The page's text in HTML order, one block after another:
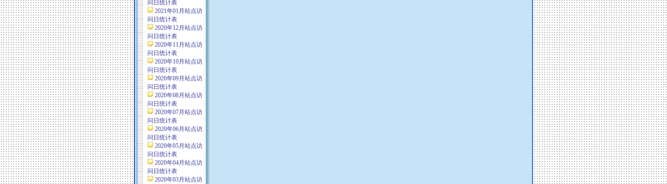
问日统计表
2021年01月站点访
问日统计表
2020年12月站点访
问日统计表
2020年11月站点访
问日统计表
2020年10月站点访
问日统计表
2020年09月站点访
问日统计表
2020年08月站点访
问日统计表
2020年07月站点访
问日统计表
2020年06月站点访
问日统计表
2020年05月站点访
问日统计表
2020年04月站点访
问日统计表
2020年03月站点访